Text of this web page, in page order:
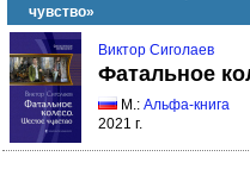
чувство»
Виктор Сиголаев
Фатальное
М.: Альфа-книга
2021 г.